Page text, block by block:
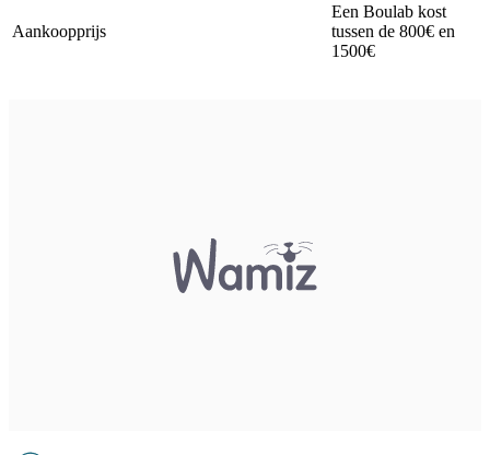
Aankoopprijs
Een Boulab kost
tussen de 800€ en
1500€